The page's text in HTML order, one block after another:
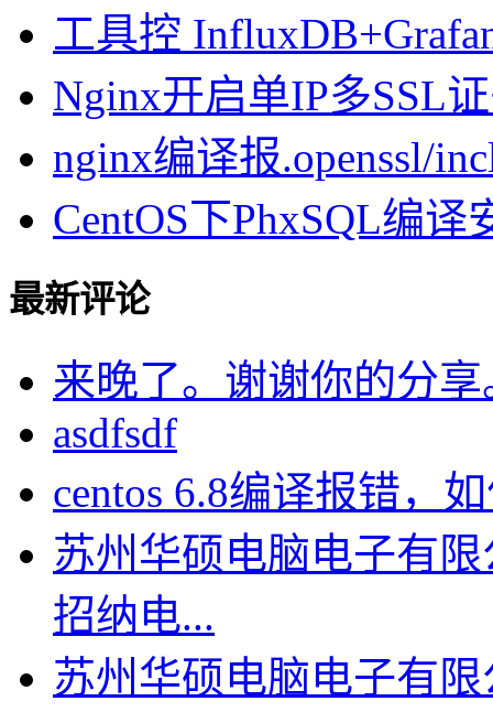
工具控
Nginx开启单IP多SSL
nginx编译报.openssl/
CentOS下PhxSQL编译
最新评论
来晚了。谢谢你的分享
asdfsdf
centos 6.8编译报错，
苏州华硕电脑电子有
招纳电...
苏州华硕电脑电子有